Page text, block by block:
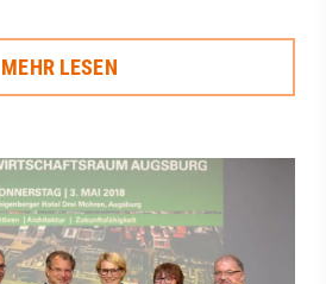
MEHR LESEN